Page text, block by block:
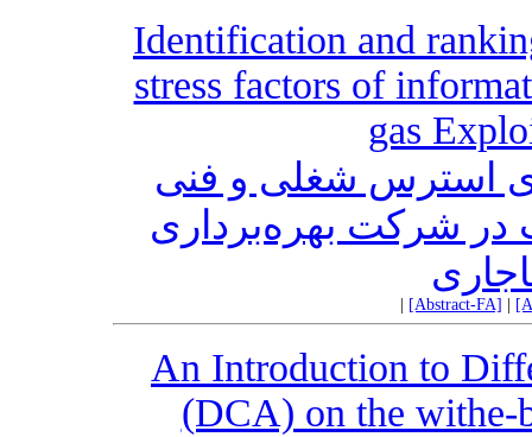
Identification and
stress factors of
gas
استرس شغلی و فنی
در شرکت بهره‌برداری
[Abstract-FA]
An Introduction to
(DCA) on the withe-